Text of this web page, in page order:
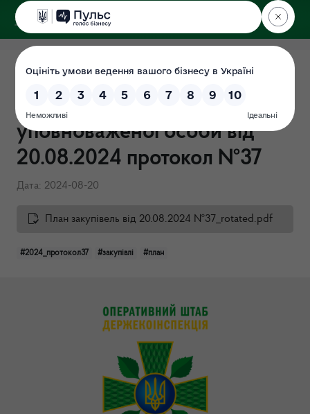
ДЕРЖЕКОІНСПЕКЦІЯ
Поліського округу
Річні плани закупівель на
2024 (затверджено в.о
уповноваженої особи від
20.08.2024 протокол №37
Дата: 2024-08-20
План закупівель від 20.08.2024 №37_rotated.pdf
#2024_протокол37 #закупівлі #план